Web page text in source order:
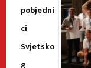
pobjedni
ci
Svjetsko
g